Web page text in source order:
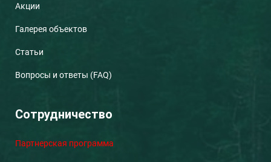
Акции
Галерея объектов
Статьи
Вопросы и ответы (FAQ)
Сотрудничество
Партнерская программа